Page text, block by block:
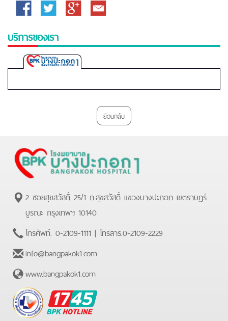
Facebook Twitter
Google
Email
บริการของเรา
Bangpakok
Hospital
ย้อนกลับ
2 ซอยสุขสวัสดิ์ 25/1 ถ.สุขสวัสดิ์ แขวงบางปะกอก เขตราษฏร์
บูรณะ กรุงเทพฯ 10140
โทรศัพท์. 0-2109-1111 | โทรสาร.0-2109-2229
info@bangpakok1.com
www.bangpakok1.com
BPK
Hotline